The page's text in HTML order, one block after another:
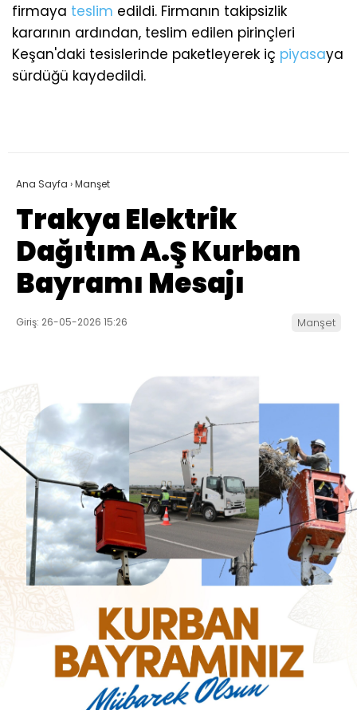
firmaya teslim edildi. Firmanın takipsizlik
kararının ardından, teslim edilen pirinçleri
Keşan'daki tesislerinde paketleyerek iç piyasaya
sürdüğü kaydedildi.
Ana Sayfa ›Manşet
Trakya Elektrik
Dağıtım A.Ş Kurban
Bayramı Mesajı
Giriş: 26-05-2026 15:26 Manşet